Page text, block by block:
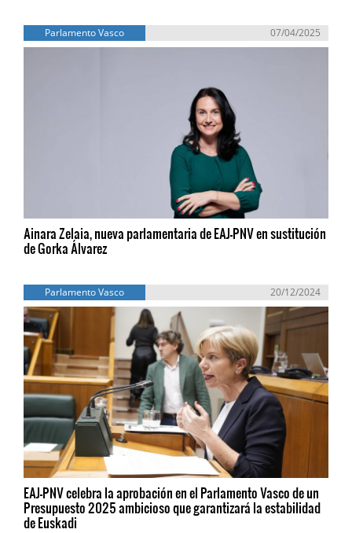
Parlamento Vasco 07/04/2025
Ainara Zelaia, nueva parlamentaria de EAJ-PNV en sustitución
de Gorka Álvarez
Parlamento Vasco 20/12/2024
EAJ-PNV celebra la aprobación en el Parlamento Vasco de un
Presupuesto 2025 ambicioso que garantizará la estabilidad
de Euskadi